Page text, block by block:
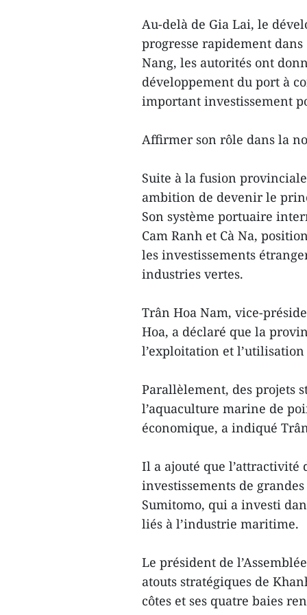
Au-delà de Gia Lai, le
progresse rapidement dans
Nang, les autorités ont
développement du port à
important investissement
Affirmer son rôle dans la
Suite à la fusion
ambition de devenir le
Son système portuaire
Cam Ranh et Cà Na,
les investissements
industries vertes.
Trân Hoa Nam, vice-
Hoa, a déclaré que la
l’exploitation et
Parallèlement, des projets
l’aquaculture marine de
économique, a indiqué
Il a ajouté que l’attractivité
investissements de
Sumitomo, qui a investi
liés à l’industrie maritime.
Le président de
atouts stratégiques de
côtes et ses quatre baies